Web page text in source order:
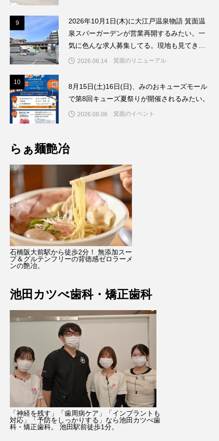
9
2026年10月1日(木)に大江戸温泉物語 箕面温
泉スパーガーデンが営業再開するみたい。一
気に色んな求人募集してる。現地も見てきた
よ。2026.06.14 箕面のリニューアル
10
8月15日(土)16日(日)、みのおキューズモール
で第8回キューズ夏祭りが開催されるみたい。
2026.08.06 箕面のイベント
らぁ麺艶冶
石橋阪大前駅から徒歩2分！ 無添加スー
プ＆グルテンフリーの背徳感ゼロラーメ
ンの艶冶。
池田カツべ歯科・矯正歯科
「神経を残す」「歯周病ケア」「インプラントも
対応」「予防をしっかりする」なら池田カツべ歯
科・矯正歯科。 池田駅前徒歩1分。